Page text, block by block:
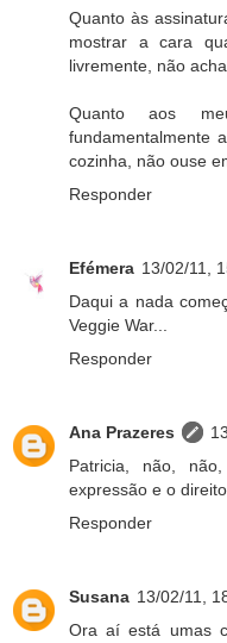
Quanto às
mostrar a cara
livremente, não
Quanto aos
fundamentalmente
cozinha, não ouse
Responder
Efémera 13/02/11,
Daqui a nada
Veggie War...
Responder
Ana Prazeres
Patricia, não,
expressão e o
Responder
Susana 13/02/11,
Ora aí está umas